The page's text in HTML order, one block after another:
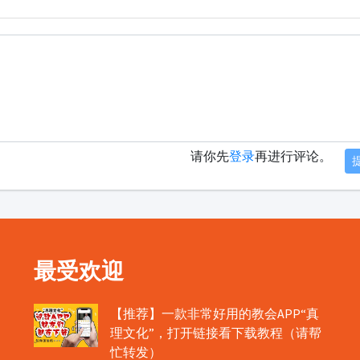
请你先登录再进行评论。
最受欢迎
【推荐】一款非常好用的教会APP“真
理文化”，打开链接看下载教程（请帮
忙转发）